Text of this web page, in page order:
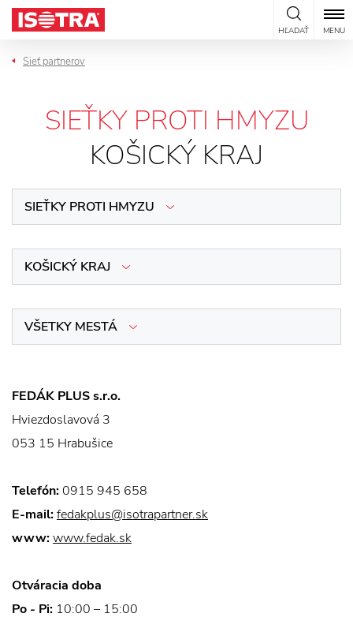
Preskočiť na obsah
HĽADAŤ MENU
Sieť partnerov
SIEŤKY PROTI HMYZU
KOŠICKÝ KRAJ
SIEŤKY PROTI HMYZU
KOŠICKÝ KRAJ
VŠETKY MESTÁ
FEDÁK PLUS s.r.o.
Hviezdoslavová 3
053 15 Hrabušice
Telefón: 0915 945 658
E-mail:fedakplus@isotrapartner.sk
www:www.fedak.sk
Otváracia doba
Po - Pi: 10:00 – 15:00